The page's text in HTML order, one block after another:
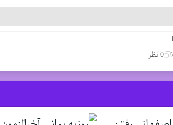
0 نظر